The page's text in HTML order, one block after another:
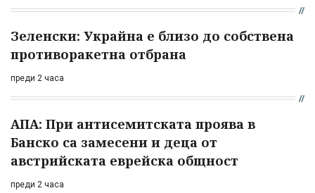
Зеленски: Украйна е близо до собствена
противоракетна отбрана
преди 2 часа
АПА: При антисемитската проява в
Банско са замесени и деца от
австрийската еврейска общност
преди 2 часа